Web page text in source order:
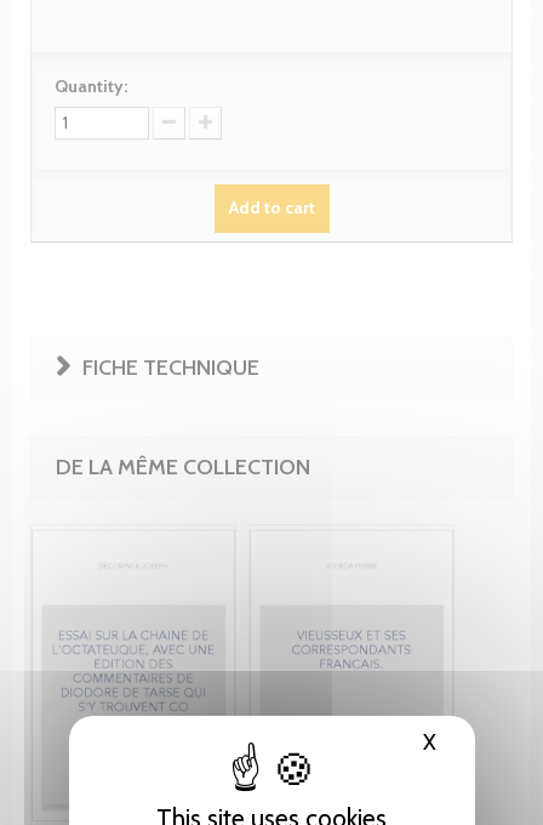
This site uses cookies
XHide
Quantity:
Add to cart
FICHE TECHNIQUE
DE LA MÊME COLLECTION